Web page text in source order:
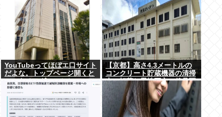
YouTubeってほぼエ口サイト
だよな。トップページ開くと
いつもチアダンスとかローア
ングルで撮影した街撮り動画
ばっか出てくるじゃん
【京都】高さ4.3メートルの
コンクリート貯蔵機器の清掃
中に転落し男性死亡、伏見区
の工場